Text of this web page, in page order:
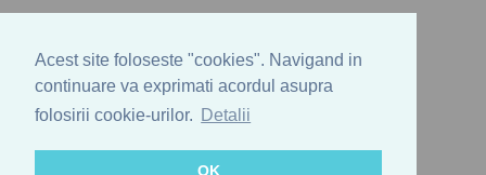
Acest site foloseste "cookies". Navigand in
continuare va exprimati acordul asupra
folosirii cookie-urilor.
Detalii
OK